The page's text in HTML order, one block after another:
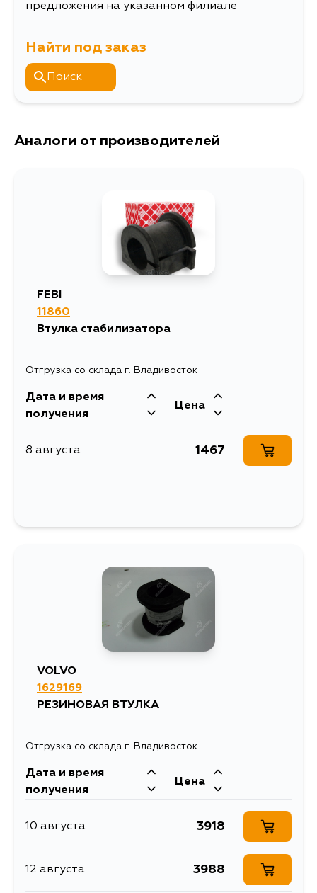
предложения на указанном филиале
Найти под заказ
Поиск
Аналоги от производителей
FEBI
11860
Втулка стабилизатора
Отгрузка со склада г. Владивосток
Дата и время
получения
Цена
8 августа 1467
VOLVO
1629169
РЕЗИНОВАЯ ВТУЛКА
Отгрузка со склада г. Владивосток
Дата и время
получения
Цена
10 августа 3918
12 августа 3988